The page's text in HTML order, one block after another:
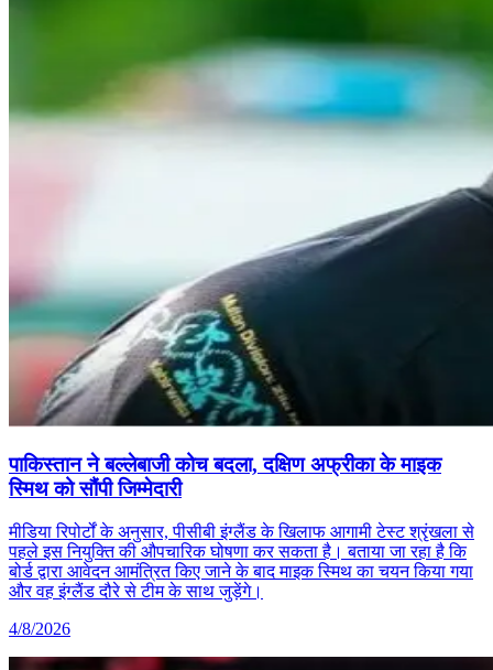
पाकिस्तान ने बल्लेबाजी कोच बदला, दक्षिण अफ्रीका के माइक
स्मिथ को सौंपी जिम्मेदारी
मीडिया रिपोर्टों के अनुसार, पीसीबी इंग्लैंड के खिलाफ आगामी टेस्ट श्रृंखला से
पहले इस नियुक्ति की औपचारिक घोषणा कर सकता है। बताया जा रहा है कि
बोर्ड द्वारा आवेदन आमंत्रित किए जाने के बाद माइक स्मिथ का चयन किया गया
और वह इंग्लैंड दौरे से टीम के साथ जुड़ेंगे।
4/8/2026